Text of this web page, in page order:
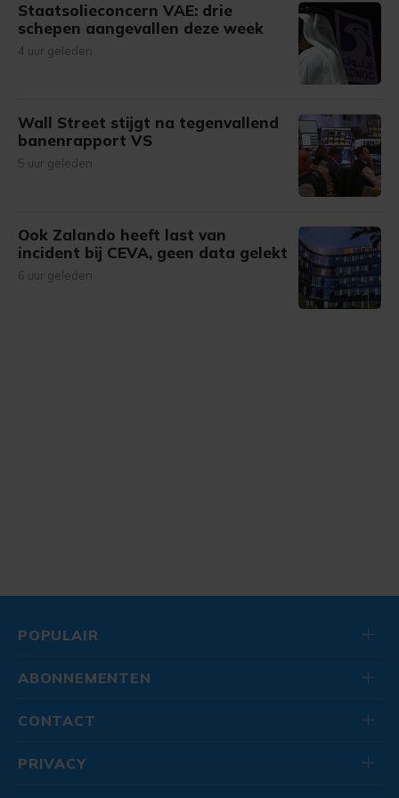
Staatsolieconcern VAE: drie
schepen aangevallen deze week
4 uur geleden
Wall Street stijgt na tegenvallend
banenrapport VS
5 uur geleden
Ook Zalando heeft last van
incident bij CEVA, geen data gelekt
6 uur geleden
POPULAIR
ABONNEMENTEN
CONTACT
PRIVACY